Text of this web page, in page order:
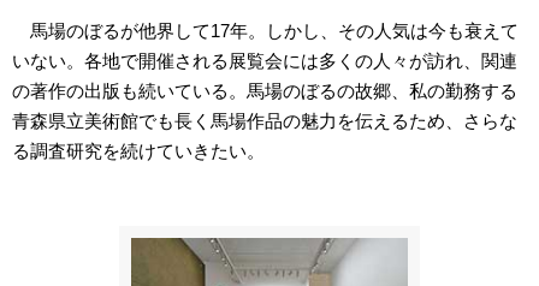
馬場のぼるが他界して17年。しかし、その人気は今も衰えて
いない。各地で開催される展覧会には多くの人々が訪れ、関連
の著作の出版も続いている。馬場のぼるの故郷、私の勤務する
青森県立美術館でも長く馬場作品の魅力を伝えるため、さらな
る調査研究を続けていきたい。